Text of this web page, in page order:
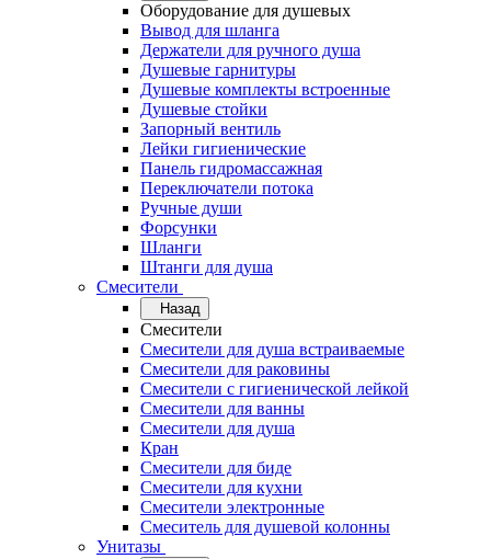
Оборудование для душевых
Вывод для шланга
Держатели для ручного душа
Душевые гарнитуры
Душевые комплекты встроенные
Душевые стойки
Запорный вентиль
Лейки гигиенические
Панель гидромассажная
Переключатели потока
Ручные души
Форсунки
Шланги
Штанги для душа
Смесители
Назад
Смесители
Смесители для душа встраиваемые
Смесители для раковины
Смесители с гигиенической лейкой
Смесители для ванны
Смесители для душа
Кран
Смесители для биде
Смесители для кухни
Смесители электронные
Смеситель для душевой колонны
Унитазы